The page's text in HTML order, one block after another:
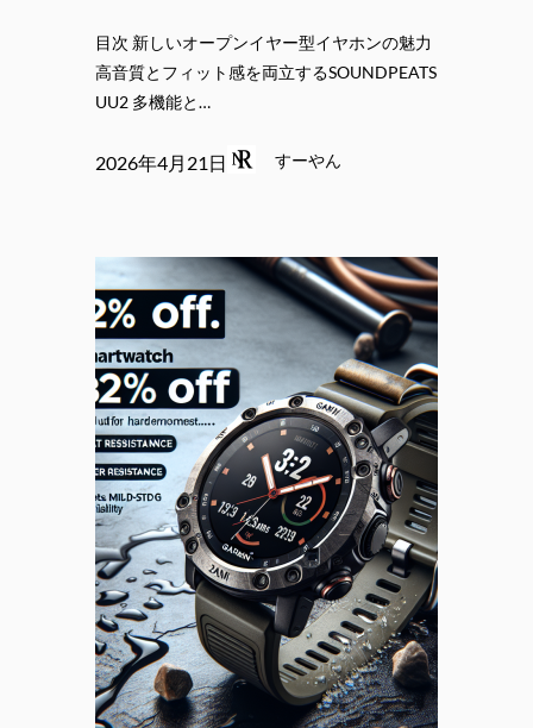
目次 新しいオープンイヤー型イヤホンの魅力
高音質とフィット感を両立するSOUNDPEATS
UU2 多機能と…
2026年4月21日 すーやん